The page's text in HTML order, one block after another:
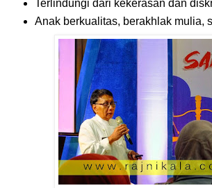
Terlindungi dari kekerasan dan
Anak berkualitas, berakhlak mulia,